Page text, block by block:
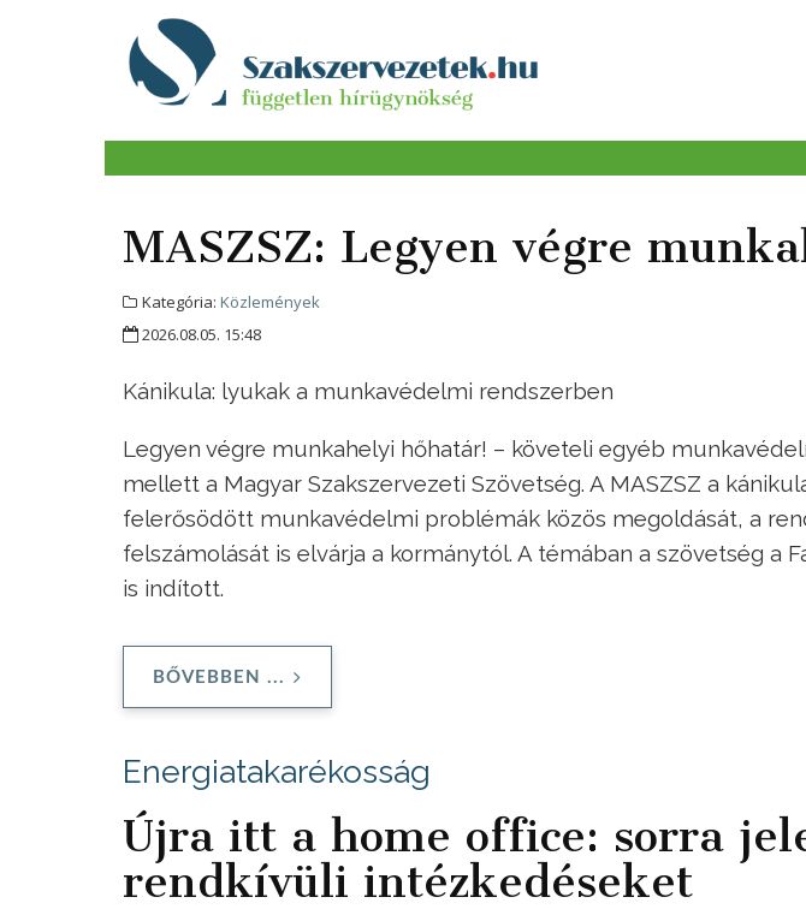
MASZSZ: Legyen végre
Kategória: Közlemények
2026.08.05. 15:48
Kánikula: lyukak a munkavédelmi rendszerben
Legyen végre munkahelyi hőhatár! – követeli egyéb
mellett a Magyar Szakszervezeti Szövetség. A MASZSZ a
felerősödött munkavédelmi problémák közös megoldását, a
felszámolását is elvárja a kormánytól. A témában a szövetség a
is indított.
BŐVEBBEN ...
Energiatakarékosság
Újra itt a home office: sorra
rendkívüli intézkedéseket